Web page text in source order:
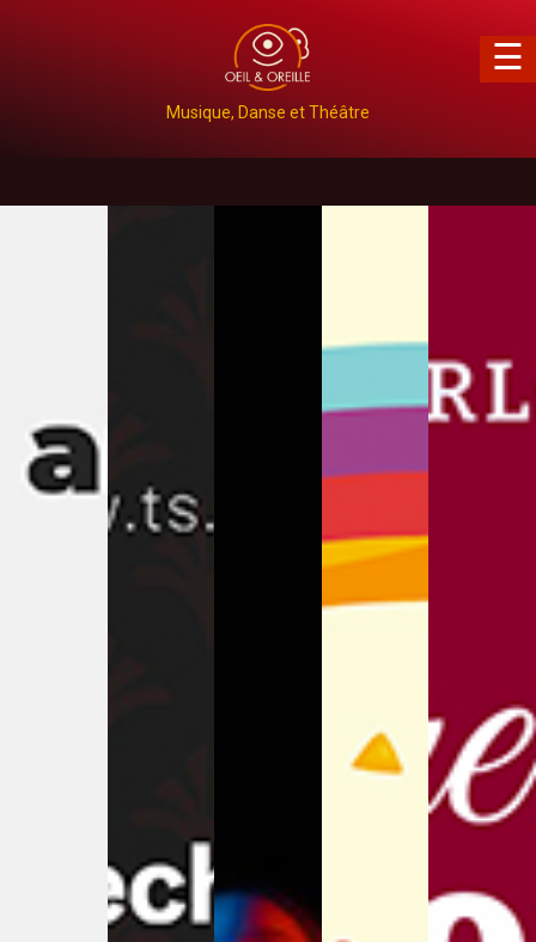
Musique, Danse et Théâtre
☰
×